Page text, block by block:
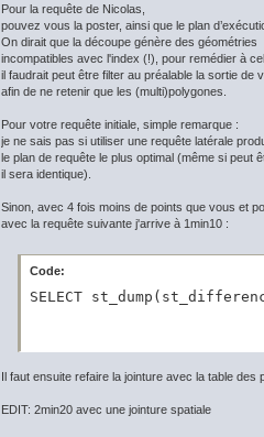
Pour la requête de Nicolas,
pouvez vous la poster, ainsi que le plan
On dirait que la découpe génère des géométries
incompatibles avec l'index (!), pour remédier à
il faudrait peut être filter au préalable la sortie de
afin de ne retenir que les (multi)polygones.
Pour votre requête initiale, simple remarque :
je ne sais pas si utiliser une requête latérale
le plan de requête le plus optimal (même si peut
il sera identique).
Sinon, avec 4 fois moins de points que vous et
avec la requête suivante j'arrive à 1min10 :
Code:
SELECT
Il faut ensuite refaire la jointure avec la table
EDIT: 2min20 avec une jointure spatiale